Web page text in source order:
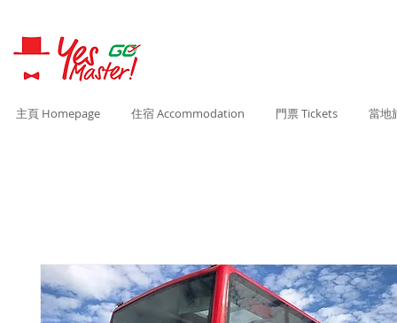
主頁 Homepage 住宿 Accommodation 門票 Tickets 當地